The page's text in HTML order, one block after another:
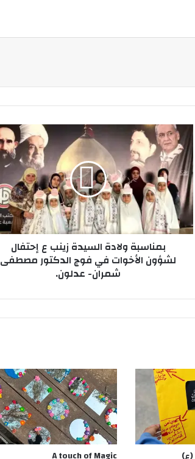
بمناسبة
ولادة
السيدة
زينب
ع
إحتفال
لشؤون
الأخوات
في
الدكتور
عدلون.
بمناسبة ولادة السيدة زينب ع إحتفال
لشؤون الأخوات في فوج الدكتور مصطفى
شمران- عدلون.